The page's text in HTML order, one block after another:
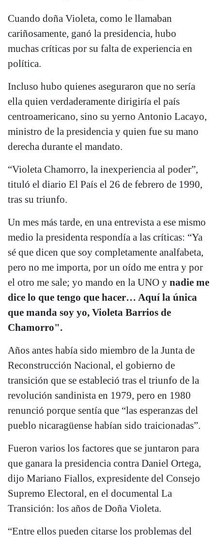
Cuando doña Violeta, como le llamaban
cariñosamente, ganó la presidencia, hubo
muchas críticas por su falta de experiencia en
política.
Incluso hubo quienes aseguraron que no sería
ella quien verdaderamente dirigiría el país
centroamericano, sino su yerno Antonio Lacayo,
ministro de la presidencia y quien fue su mano
derecha durante el mandato.
“Violeta Chamorro, la inexperiencia al poder”,
tituló el diario El País el 26 de febrero de 1990,
tras su triunfo.
Un mes más tarde, en una entrevista a ese mismo
medio la presidenta respondía a las críticas: “Ya
sé que dicen que soy completamente analfabeta,
pero no me importa, por un oído me entra y por
el otro me sale; yo mando en la UNO y nadie me
dice lo que tengo que hacer… Aquí la única
que manda soy yo, Violeta Barrios de
Chamorro".
Años antes había sido miembro de la Junta de
Reconstrucción Nacional, el gobierno de
transición que se estableció tras el triunfo de la
revolución sandinista en 1979, pero en 1980
renunció porque sentía que “las esperanzas del
pueblo nicaragüense habían sido traicionadas”.
Fueron varios los factores que se juntaron para
que ganara la presidencia contra Daniel Ortega,
dijo Mariano Fiallos, expresidente del Consejo
Supremo Electoral, en el documental La
Transición: los años de Doña Violeta.
“Entre ellos pueden citarse los problemas del